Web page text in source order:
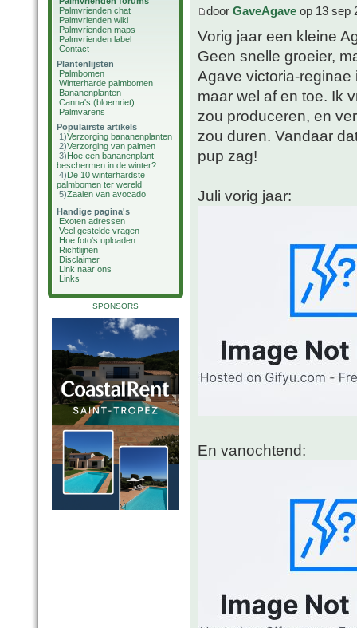
Palmvrienden chat
Palmvrienden wiki
Palmvrienden maps
Palmvrienden label
Contact
Plantenlijsten
Palmbomen
Winterharde palmbomen
Bananenplanten
Canna's (bloemriet)
Palmvarens
Populairste artikels
1)Verzorging bananenplanten
2)Verzorging van palmen
3)Hoe een bananenplant
beschermen in de winter?
4)De 10 winterhardste
palmbomen ter wereld
5)Zaaien van avocado
Handige pagina's
Exoten adressen
Veel gestelde vragen
Hoe foto's uploaden
Richtlijnen
Disclaimer
Link naar ons
Links
SPONSORS
door GaveAgave op 13 sep
Vorig jaar een kleine
Geen snelle groeier,
Agave victoria-
maar wel af en toe. Ik
zou produceren, en
zou duren. Vandaar
pup zag!
Juli vorig jaar:
En vanochtend: